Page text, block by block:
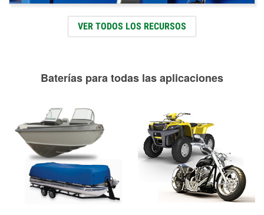
VER TODOS LOS RECURSOS
Baterías para todas las aplicaciones